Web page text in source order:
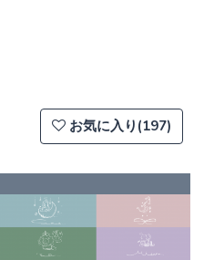
お気に入り(197)